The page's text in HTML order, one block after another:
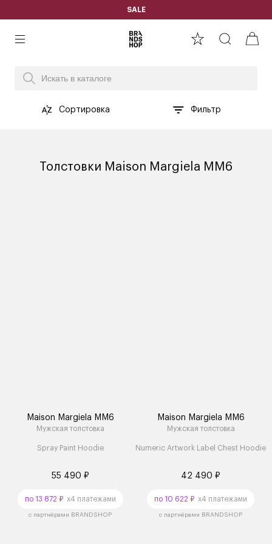
SALE
Сортировка Фильтр
Толстовки Maison Margiela MM6
Maison Margiela MM6
Мужская толстовка
Spray Paint Hoodie
55 490 ₽
по 13 872 ₽x4 платежами
с партнёрами BRANDSHOP
Maison Margiela MM6
Мужская толстовка
Numeric Artwork Label Chest Hoodie
42 490 ₽
по 10 622 ₽ x4 платежами
с партнёрами BRANDSHOP